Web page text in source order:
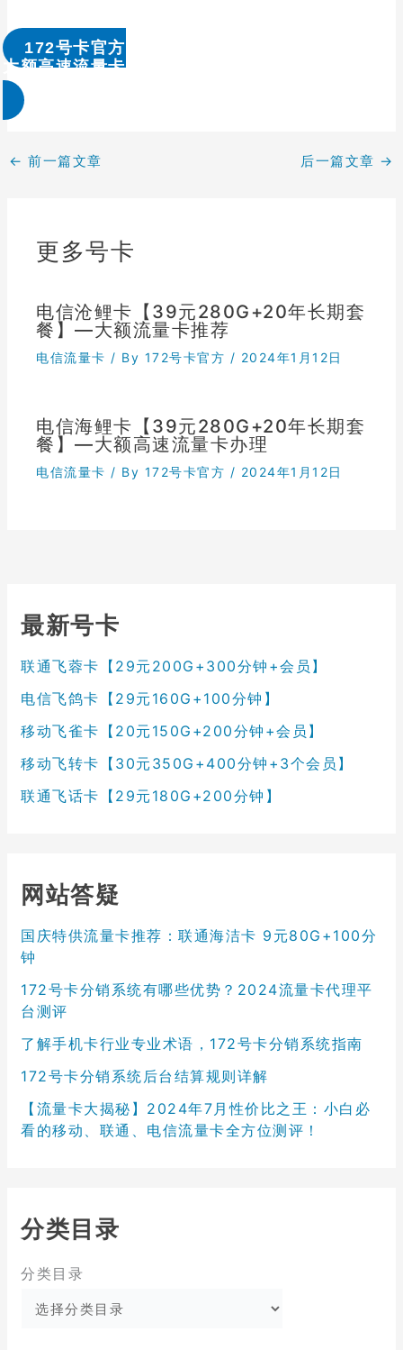
172号卡官方
大额高速流量卡办理 & 流量卡代理加盟
← 前一篇文章 后一篇文章 →
更多号卡
电信沧鲤卡【39元280G+20年长期套
餐】—大额流量卡推荐
电信流量卡 / By 172号卡官方 / 2024年1月12日
电信海鲤卡【39元280G+20年长期套
餐】—大额高速流量卡办理
电信流量卡 / By 172号卡官方 / 2024年1月12日
最新号卡
联通飞蓉卡【29元200G+300分钟+会员】
电信飞鸽卡【29元160G+100分钟】
移动飞雀卡【20元150G+200分钟+会员】
移动飞转卡【30元350G+400分钟+3个会员】
联通飞话卡【29元180G+200分钟】
网站答疑
国庆特供流量卡推荐：联通海洁卡 9元80G+100分
钟
172号卡分销系统有哪些优势？2024流量卡代理平
台测评
了解手机卡行业专业术语，172号卡分销系统指南
172号卡分销系统后台结算规则详解
【流量卡大揭秘】2024年7月性价比之王：小白必
看的移动、联通、电信流量卡全方位测评！
分类目录
分类目录